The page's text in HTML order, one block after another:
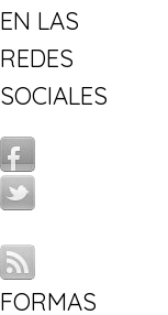
EN LAS
REDES
SOCIALES
FORMAS